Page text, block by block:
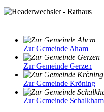
Zur Gemeinde Aham
Zur Gemeinde Gerzen
Zur Gemeinde Kröning
Zur Gemeinde Schalkham